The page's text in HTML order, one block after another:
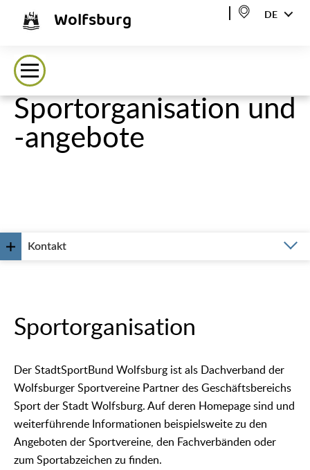
Wolfsburg DE
Sportorganisation und
-angebote
Kontakt
Sportorganisation
Der StadtSportBund Wolfsburg ist als Dachverband der
Wolfsburger Sportvereine Partner des Geschäftsbereichs
Sport der Stadt Wolfsburg. Auf deren Homepage sind und
weiterführende Informationen beispielsweite zu den
Angeboten der Sportvereine, den Fachverbänden oder
zum Sportabzeichen zu finden.